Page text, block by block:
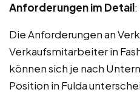
Anforderungen im Detail:
Die Anforderungen an
Verkaufsmitarbeiter in
können sich je nach
Position in Fulda